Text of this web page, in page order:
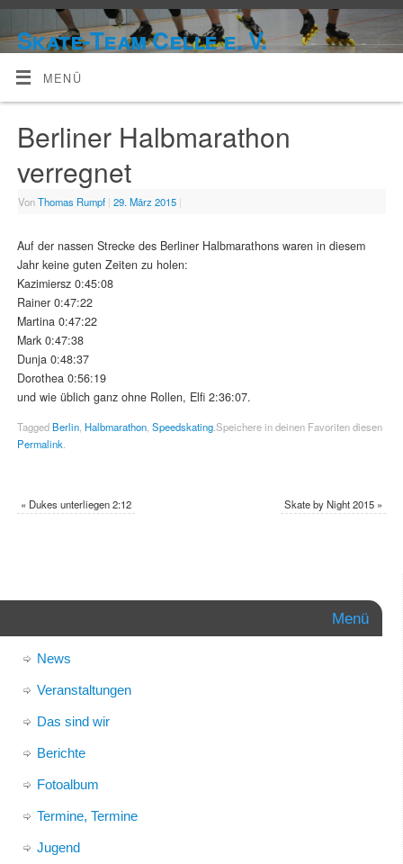
Skate-Team Celle e. V.
MENÜ
Berliner Halbmarathon
verregnet
VonThomas Rumpf | 29. März 2015 |
Auf der nassen Strecke des Berliner Halbmarathons waren in diesem
Jahr keine guten Zeiten zu holen:
Kazimiersz 0:45:08
Rainer 0:47:22
Martina 0:47:22
Mark 0:47:38
Dunja 0:48:37
Dorothea 0:56:19
und wie üblich ganz ohne Rollen, Elfi 2:36:07.
TaggedBerlin, Halbmarathon, Speedskating.Speichere in deinen Favoriten diesen
Permalink
«Dukes unterliegen 2:12 Skate by Night 2015 »
Menü
News
Veranstaltungen
Das sind wir
Berichte
Fotoalbum
Termine, Termine
Jugend